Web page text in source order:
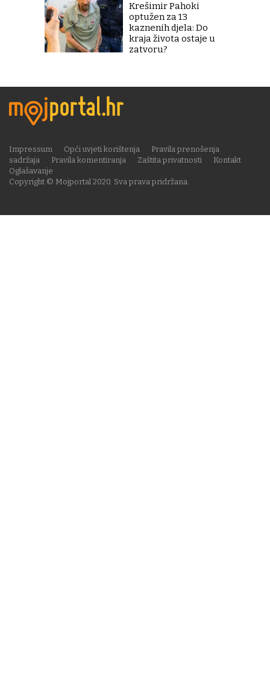
Krešimir Pahoki
optužen za 13
kaznenih djela: Do
kraja života ostaje u
zatvoru?
Copyright © Mojportal 2020. Sva prava pridržana.
Impressum Opći uvjeti korištenja
Pravila prenošenja
sadržaja
Pravila komentiranja Zaštita privatnosti
Kontakt
Oglašavanje